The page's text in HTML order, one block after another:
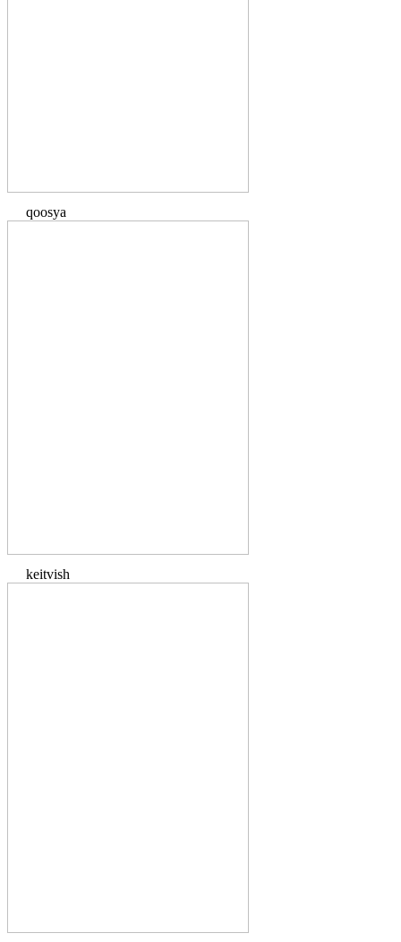
qoosya
keitvish